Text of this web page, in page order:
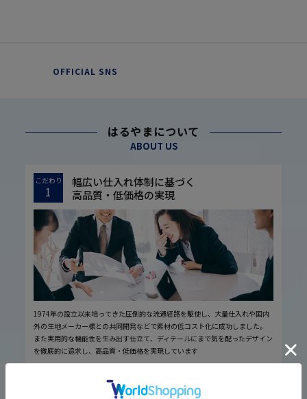
OFFICIAL SNS
はるやまについて
ABOUT US
こだわり
1
幅広い仕入れ体制に基づく
高品質・低価格の実現
1974年の設立以来培ってきた圧倒的な流通経路を駆使し、大量仕入れや国内
外の生地メーカー様との共同開発などで素材の低コスト化に成功しました。
また実用的な機能性を生み出す仕立て、ディテールにまで気を配ったデザイン
を徹底的に追求し、高品質・低価格を実現しています
厳しい品質管理体制に基づく